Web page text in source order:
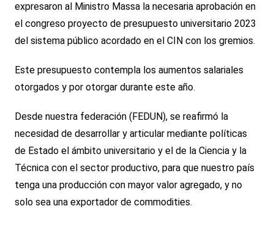
expresaron al Ministro Massa la necesaria aprobación en
el congreso proyecto de presupuesto universitario 2023
del sistema público acordado en el CIN con los gremios.
Este presupuesto contempla los aumentos salariales
otorgados y por otorgar durante este año.
Desde nuestra federación (FEDUN), se reafirmó la
necesidad de desarrollar y articular mediante políticas
de Estado el ámbito universitario y el de la Ciencia y la
Técnica con el sector productivo, para que nuestro país
tenga una producción con mayor valor agregado, y no
solo sea una exportador de commodities.